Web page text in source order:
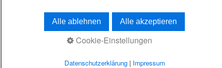
Alle ablehnen Alle akzeptieren
Cookie-Einstellungen
Datenschutzerklärung| Impressum